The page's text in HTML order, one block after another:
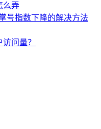
么弄
号指数下降的解决方法
问量？